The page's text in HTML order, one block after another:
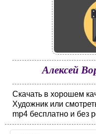
Алексей
Скачать в хорошем
Художник или
mp4 бесплатно и без